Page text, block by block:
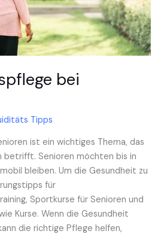
bei
Tipps
ist ein wichtiges Thema, das
betrifft. Senioren möchten bis in
bleiben. Um die Gesundheit zu
für
Sportkurse für Senioren und
Kurse. Wenn die Gesundheit
die richtige Pflege helfen,